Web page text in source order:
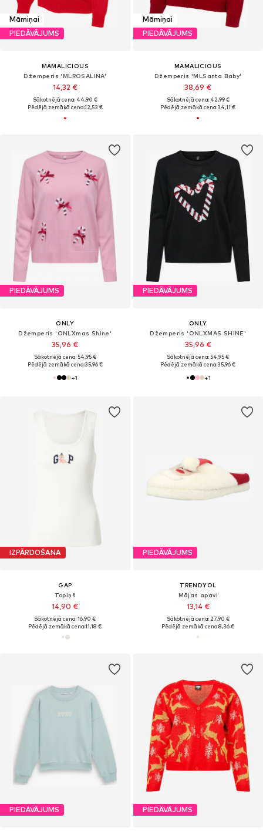
Māmiņai
PIEDĀVĀJUMS
MAMALICIOUS
Džemperis 'MLROSALINA'
14,32 €
Sākotnējā cena: 44,90 €
Pēdējā zemākā cena:12,53 €
Māmiņai
PIEDĀVĀJUMS
MAMALICIOUS
Džemperis 'MLSanta Baby'
38,69 €
Sākotnējā cena: 42,99 €
Pēdējā zemākā cena:34,11 €
PIEDĀVĀJUMS
ONLY
Džemperis 'ONLXmas Shine'
35,96 €
Sākotnējā cena: 54,95 €
Pēdējā zemākā cena:35,96 €
+1
PIEDĀVĀJUMS
ONLY
Džemperis 'ONLXMAS SHINE'
35,96 €
Sākotnējā cena: 54,95 €
Pēdējā zemākā cena:35,96 €
+1
IZPĀRDOŠANA
GAP
Topiņš
14,90 €
Sākotnējā cena: 16,90 €
Pēdējā zemākā cena:11,18 €
PIEDĀVĀJUMS
TRENDYOL
Mājas apavi
13,14 €
Sākotnējā cena: 27,90 €
Pēdējā zemākā cena:8,36 €
PIEDĀVĀJUMS PIEDĀVĀJUMS